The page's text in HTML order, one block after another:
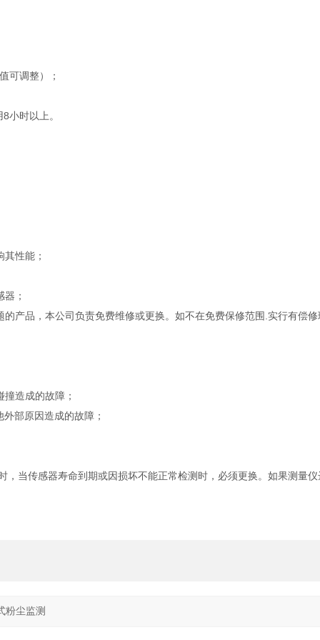
可调整）；
小时以上。
性能；
；
产品，本公司负责免费维修或更换。如不在免费保修范围.实行有偿
造成的故障；
部原因造成的故障；
当传感器寿命到期或因损坏不能正常检测时，必须更换。如果测量